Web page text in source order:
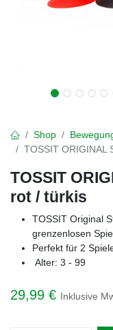
Shop
TOSSIT ORIGINAL
TOSSIT
rot / türkis
TOSSIT Original
grenzenlosen
Perfekt für 2
Alter: 3 - 99
29,99 € Inklusive